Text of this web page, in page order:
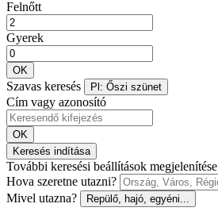
Felnőtt
Gyerek
OK
Szavas keresés Pl: Őszi szünet
Cím vagy azonosító
OK
Keresés indítása
További keresési beállítások megjelenítése
Hova szeretne utazni?
Mivel utazna?
Repülő, hajó, egyéni...